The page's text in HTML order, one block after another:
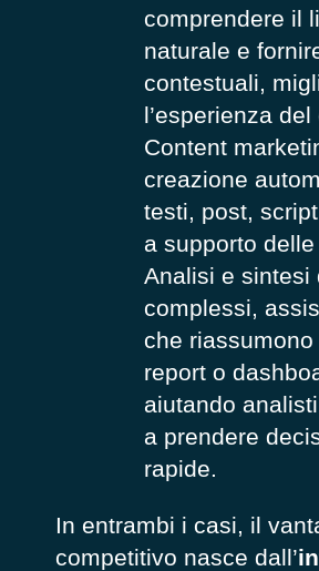
comprendere il
naturale e
contestuali,
l’esperienza del
Content
creazione
testi, post,
a supporto delle
Analisi e sintesi
complessi,
che
report o
aiutando
a prendere
rapide.
In entrambi i casi, il
competitivo nasce dall’